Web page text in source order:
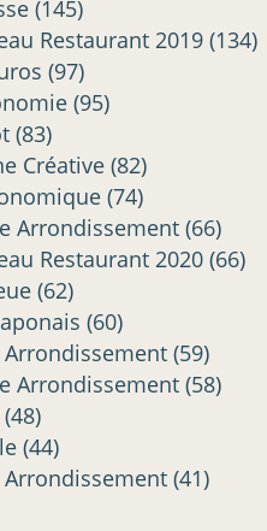
(145)
Restaurant 2019 (134)
(97)
(95)
(83)
Créative (82)
(74)
Arrondissement (66)
Restaurant 2020 (66)
(62)
(60)
Arrondissement (59)
Arrondissement (58)
(48)
(44)
Arrondissement (41)